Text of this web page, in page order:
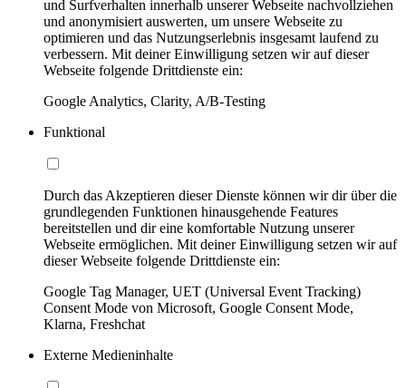
und Surfverhalten innerhalb unserer Webseite nachvollziehen
und anonymisiert auswerten, um unsere Webseite zu
optimieren und das Nutzungserlebnis insgesamt laufend zu
verbessern. Mit deiner Einwilligung setzen wir auf dieser
Webseite folgende Drittdienste ein:
Google Analytics, Clarity, A/B-Testing
Funktional
Durch das Akzeptieren dieser Dienste können wir dir über die
grundlegenden Funktionen hinausgehende Features
bereitstellen und dir eine komfortable Nutzung unserer
Webseite ermöglichen. Mit deiner Einwilligung setzen wir auf
dieser Webseite folgende Drittdienste ein:
Google Tag Manager, UET (Universal Event Tracking)
Consent Mode von Microsoft, Google Consent Mode,
Klarna, Freshchat
Externe Medieninhalte